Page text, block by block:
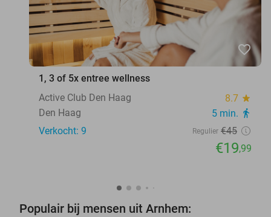
favorite_border
1, 3 of 5x entree wellness
Active Club Den Haag
8.7 star
Den Haag 5 min. directions_walk
Verkocht: 9 Regulier €45
€19,99
Populair bij mensen uit Arnhem: